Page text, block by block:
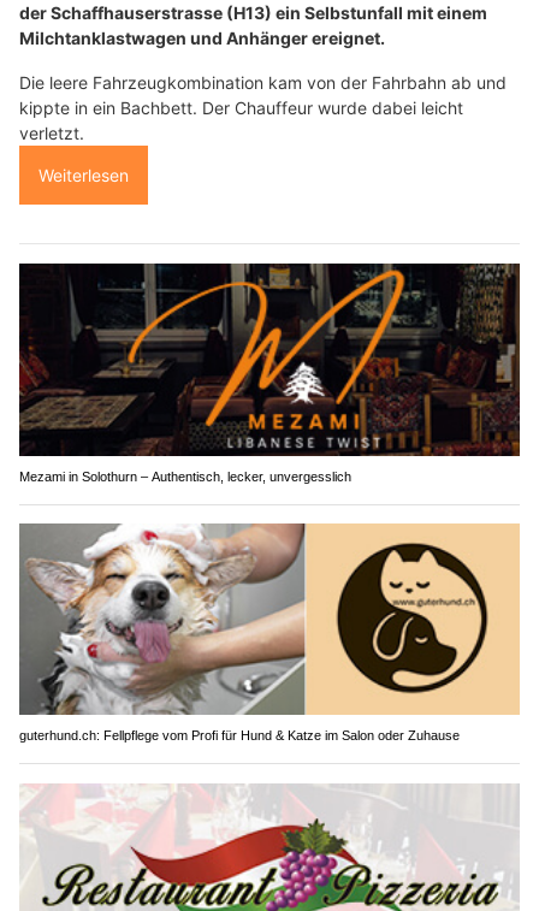
der Schaffhauserstrasse (H13) ein Selbstunfall mit einem
Milchtanklastwagen und Anhänger ereignet.
Die leere Fahrzeugkombination kam von der Fahrbahn ab und
kippte in ein Bachbett. Der Chauffeur wurde dabei leicht
verletzt.
Weiterlesen
Mezami in Solothurn – Authentisch, lecker, unvergesslich
guterhund.ch: Fellpflege vom Profi für Hund & Katze im Salon oder Zuhause